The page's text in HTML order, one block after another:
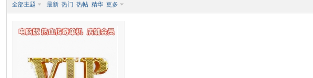
全部主题 最新 热门 热帖 精华 更多